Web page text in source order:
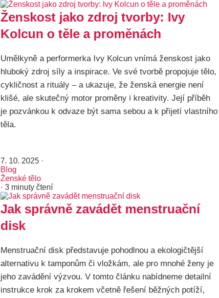
Ženskost jako zdroj tvorby: Ivy
Kolcun o těle a proměnách
Umělkyně a performerka Ivy Kolcun vnímá ženskost jako
hluboký zdroj síly a inspirace. Ve své tvorbě propojuje tělo,
cykličnost a rituály – a ukazuje, že ženská energie není
klišé, ale skutečný motor proměny i kreativity. Její příběh
je pozvánkou k odvaze být sama sebou a k přijetí vlastního
těla.
7. 10. 2025 ·
Blog
Ženské tělo
· 3 minuty čtení
Jak správně zavádět menstruační
disk
Menstruační disk představuje pohodlnou a ekologičtější
alternativu k tamponům či vložkám, ale pro mnohé ženy je
jeho zavádění výzvou. V tomto článku nabídneme detailní
instrukce krok za krokem včetně řešení běžných potíží,